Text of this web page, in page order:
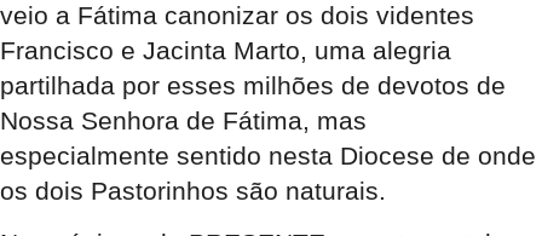
veio a Fátima canonizar os dois videntes
Francisco e Jacinta Marto, uma alegria
partilhada por esses milhões de devotos de
Nossa Senhora de Fátima, mas
especialmente sentido nesta Diocese de onde
os dois Pastorinhos são naturais.